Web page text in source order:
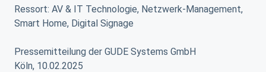
Ressort: AV & IT Technologie, Netzwerk-Management,
Smart Home, Digital Signage
Pressemitteilung der GUDE Systems GmbH
Köln, 10.02.2025